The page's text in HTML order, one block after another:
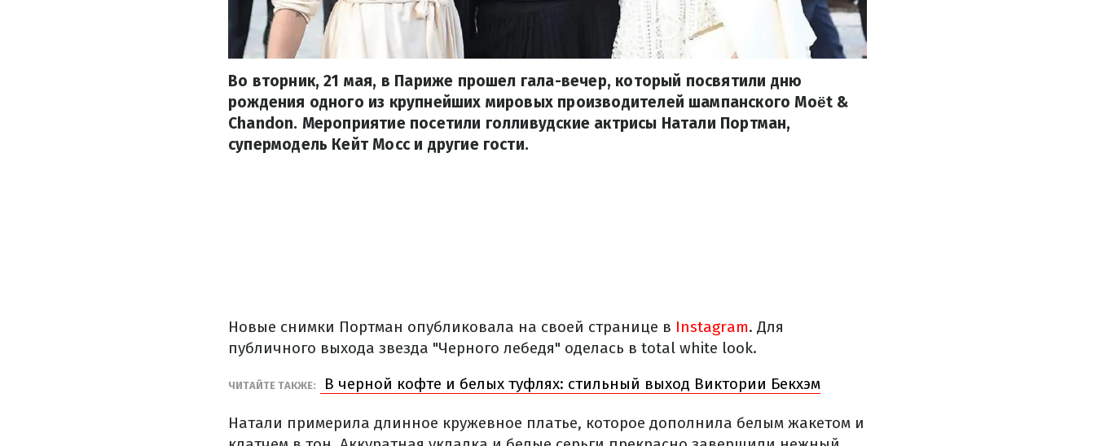
Во вторник, 21 мая, в Париже прошел гала-вечер, который посвятили дню
рождения одного из крупнейших мировых производителей шампанского Moët &
Chandon. Мероприятие посетили голливудские актрисы Натали Портман,
супермодель Кейт Мосс и другие гости.
Новые снимки Портман опубликовала на своей странице в Instagram. Для
публичного выхода звезда "Черного лебедя" оделась в total white look.
ЧИТАЙТЕ ТАКЖЕ: В черной кофте и белых туфлях: стильный выход Виктории Бекхэм
Натали примерила длинное кружевное платье, которое дополнила белым жакетом и